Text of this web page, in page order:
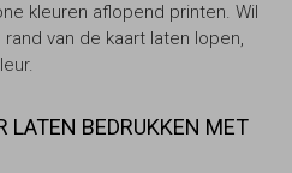
kleuren aflopend printen. Wil
van de kaart laten lopen,
LATEN BEDRUKKEN MET